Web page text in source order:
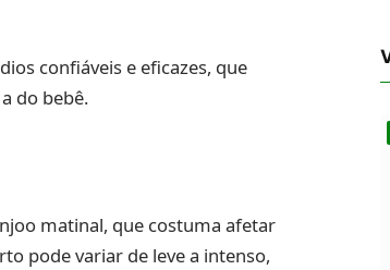
confiáveis ​​e eficazes, que
do bebê.
matinal, que costuma afetar
pode variar de leve a intenso,